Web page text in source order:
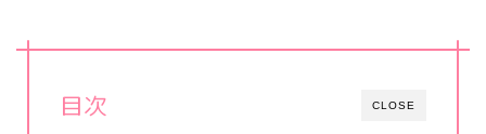
CLOSE
目次